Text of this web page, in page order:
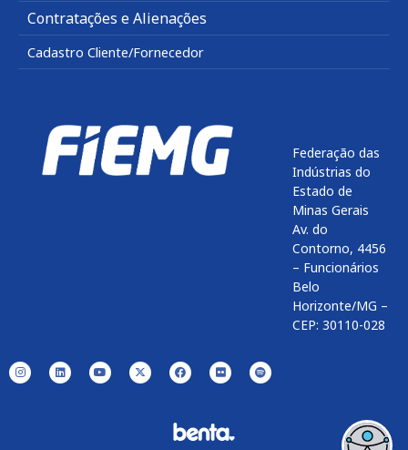
Contratações e Alienações
Cadastro Cliente/Fornecedor
Federação das
Indústrias do
Estado de
Minas Gerais
Av. do
Contorno, 4456
– Funcionários
Belo
Horizonte/MG –
CEP: 30110-028